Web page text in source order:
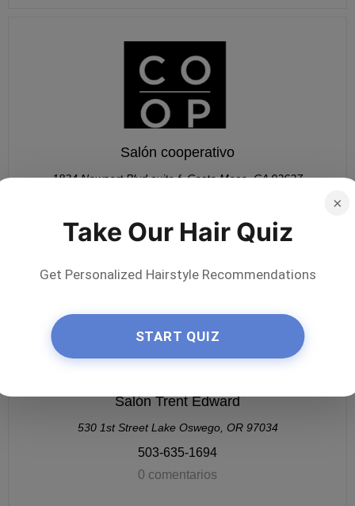
Salón cooperativo
1834 Newport Blvd suite f, Costa Mesa, CA 92627
0 comentarios
Salón Trent Edward
530 1st Street Lake Oswego, OR 97034
503-635-1694
0 comentarios
×
Take Our Hair Quiz
Get Personalized Hairstyle Recommendations
START QUIZ